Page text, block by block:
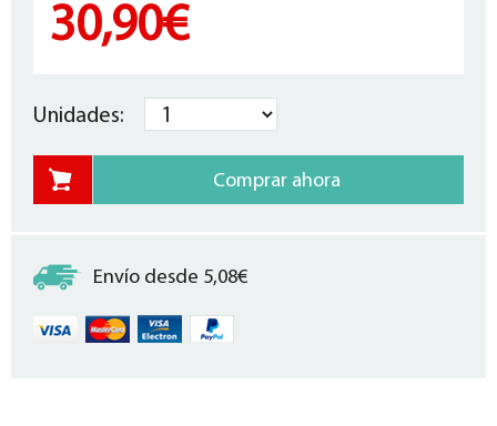
30,90€
Unidades:
Envío desde 5,08€